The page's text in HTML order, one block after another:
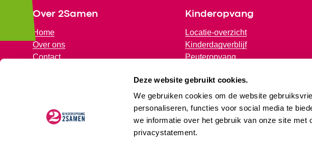
Deze website gebruikt cookies.
We gebruiken cookies om de website
personaliseren, functies voor social media te
we informatie over het gebruik van onze site met
privacystatement.
Over 2Samen
Home
Over ons
Contact
Kinderopvang
Locatie-overzicht
Kinderdagverblijf
Peuteropvang
Buitenschoolse opvang (BSO)